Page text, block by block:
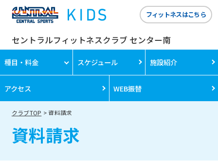
セントラルフィットネスクラブ センター南
フィットネスはこちら
種目・料金 スケジュール 施設紹介
アクセス WEB振替
クラブTOP 資料請求
資料請求